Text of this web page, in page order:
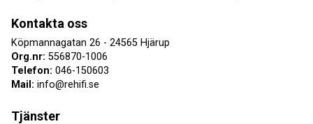
Kontakta oss
Köpmannagatan 26 - 24565 Hjärup
Org.nr: 556870-1006
Telefon: 046-150603
Mail: info@rehifi.se
Tjänster